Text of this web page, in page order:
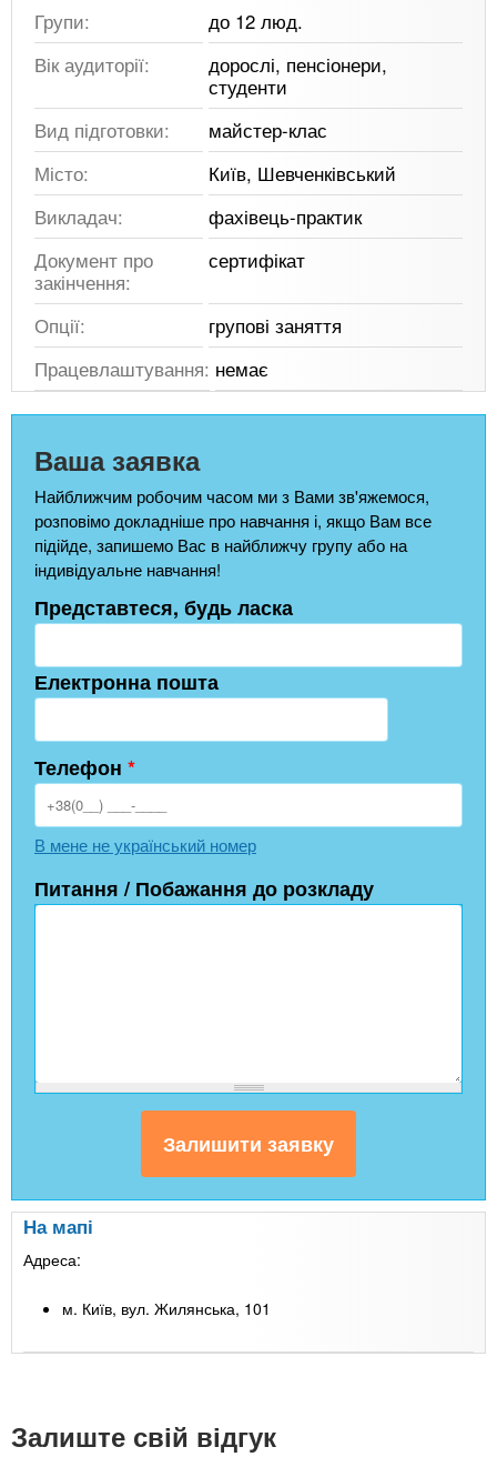
Групи:
до 12 люд.
Вік аудиторії:
дорослі, пенсіонери,
студенти
Вид підготовки:
майстер-клас
Місто:
Київ, Шевченківський
Викладач:
фахівець-практик
Документ про
закінчення:
сертифікат
Опції:
групові заняття
Працевлаштування: немає
Ваша заявка
Найближчим робочим часом ми з Вами зв'яжемося,
розповімо докладніше про навчання і, якщо Вам все
підійде, запишемо Вас в найближчу групу або на
індивідуальне навчання!
Представтеся, будь ласка
Електронна пошта
Телефон *
В мене не український номер
Питання / Побажання до розкладу
На мапі
Адреса:
м. Київ, вул. Жилянська, 101
Залиште свій відгук